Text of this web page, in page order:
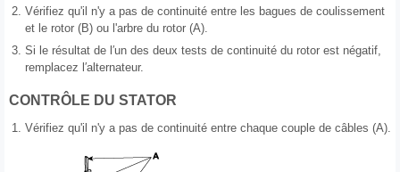
2. Vérifiez qu'il n'y a pas de continuité entre les bagues de coulissement
et le rotor (B) ou l'arbre du rotor (A).
3. Si le résultat de l′un des deux tests de continuité du rotor est négatif,
remplacez l′alternateur.
CONTRÔLE DU STATOR
1. Vérifiez qu'il n'y a pas de continuité entre chaque couple de câbles (A).